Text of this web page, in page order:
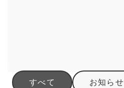
すべて お知らせ